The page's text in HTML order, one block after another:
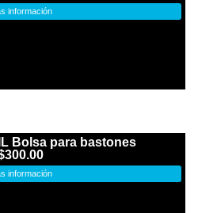
información
Bolsa para bastones
300.00
información